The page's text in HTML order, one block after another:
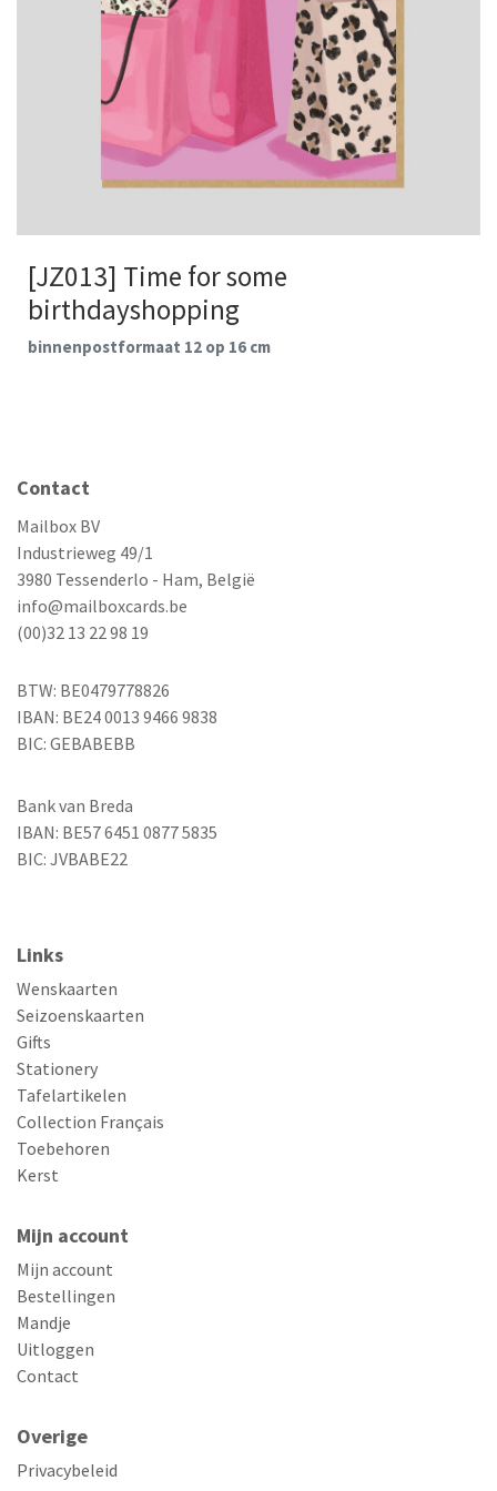
[JZ013] Time for some
birthdayshopping
binnenpostformaat 12 op 16 cm
Contact
Mailbox BV
Industrieweg 49/1
3980 Tessenderlo - Ham, België
info@mailboxcards.be
(00)32 13 22 98 19
BTW: BE0479778826
IBAN: BE24 0013 9466 9838
BIC: GEBABEBB
Bank van Breda
IBAN: BE57 6451 0877 5835
BIC: JVBABE22
Links
Wenskaarten
Seizoenskaarten
Gifts
Stationery
Tafelartikelen
Collection Français
Toebehoren
Kerst
Mijn account
Mijn account
Bestellingen
Mandje
Uitloggen
Contact
Overige
Privacybeleid